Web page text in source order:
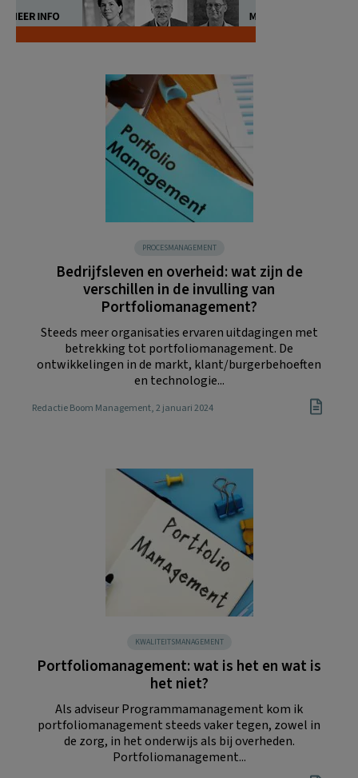
PROCESMANAGEMENT
Bedrijfsleven en overheid: wat zijn de
verschillen in de invulling van
Portfoliomanagement?
Steeds meer organisaties ervaren uitdagingen met
betrekking tot portfoliomanagement. De
ontwikkelingen in de markt, klant/burgerbehoeften
en technologie...
Redactie Boom Management, 2 januari 2024
KWALITEITSMANAGEMENT
Portfoliomanagement: wat is het en wat is
het niet?
Als adviseur Programmamanagement kom ik
portfoliomanagement steeds vaker tegen, zowel in
de zorg, in het onderwijs als bij overheden.
Portfoliomanagement...